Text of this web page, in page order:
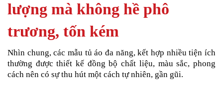
lượng mà không hề phô
trương, tốn kém
Nhìn chung, các mẫu tủ áo đa năng, kết hợp nhiều tiện ích
thường được thiết kế đồng bộ chất liệu, màu sắc, phong
cách nên có sự thu hút một cách tự nhiên, gần gũi.